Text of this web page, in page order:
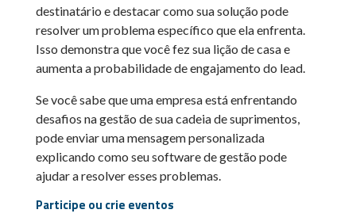
destinatário e destacar como sua solução pode
resolver um problema específico que ela enfrenta.
Isso demonstra que você fez sua lição de casa e
aumenta a probabilidade de engajamento do lead.
Se você sabe que uma empresa está enfrentando
desafios na gestão de sua cadeia de suprimentos,
pode enviar uma mensagem personalizada
explicando como seu software de gestão pode
ajudar a resolver esses problemas.
Participe ou crie eventos